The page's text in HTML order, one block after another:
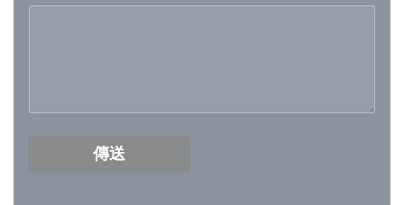
傳送